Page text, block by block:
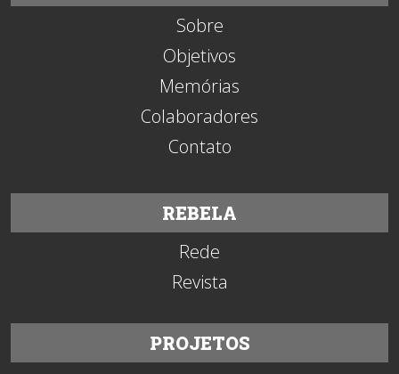
Sobre
Objetivos
Memórias
Colaboradores
Contato
REBELA
Rede
Revista
PROJETOS